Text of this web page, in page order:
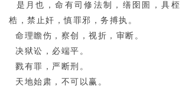
是月也，命有司修法制，缮囹圄，具桎
梏，禁止奸，慎罪邪，务搏执。
命理瞻伤，察创，视折，审断。
决狱讼，必端平。
戮有罪，严断刑。
天地始肃，不可以赢。